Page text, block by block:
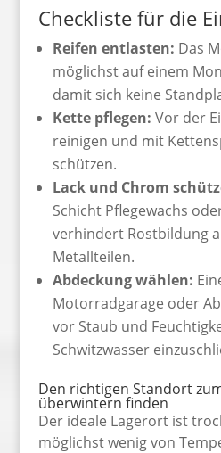
Checkliste für die
Reifen entlasten: Das
möglichst auf einem
damit sich keine
Kette pflegen: Vor der
reinigen und mit
schützen.
Lack und Chrom
Schicht Pflegewachs
verhindert Rostbildung
Metallteilen.
Abdeckung wählen:
Motorradgarage oder
vor Staub und
Schwitzwasser
Den richtigen Standort
überwintern finden
Der ideale Lagerort ist
möglichst wenig von